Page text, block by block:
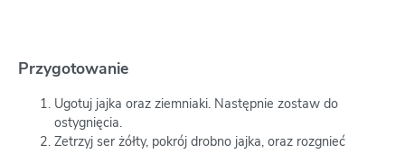
Przygotowanie
Ugotuj jajka oraz ziemniaki. Następnie zostaw do
ostygnięcia.
Zetrzyj ser żółty, pokrój drobno jajka, oraz rozgnieć